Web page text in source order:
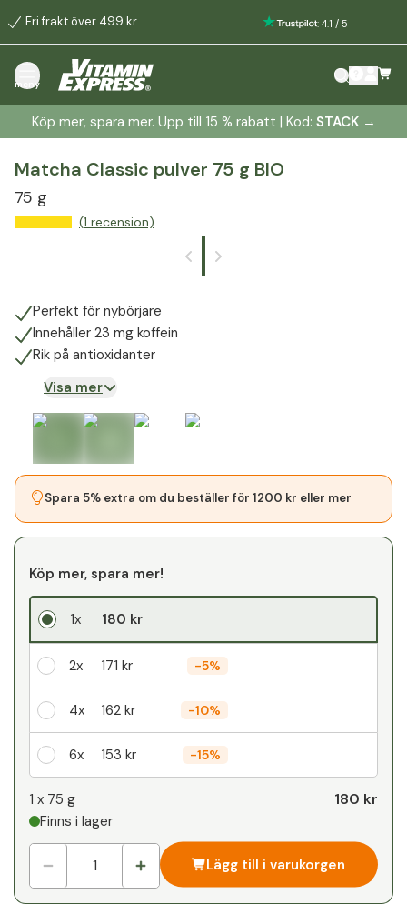
Fri frakt över 499 kr : 4.1 / 5
meny
Köp mer, spara mer. Upp till 15 % rabatt | Kod: STACK→
Matcha Classic pulver 75 g BIO
75 g
(1 recension)
Perfekt för nybörjare
Innehåller 23 mg koffein
Rik på antioxidanter
Visa mer
Spara 5% extra om du beställer för 1200 kr eller mer
Köp mer, spara mer!
1x 180 kr
2x 171 kr -5%
4x 162 kr -10%
6x 153 kr -15%
1 x 0 kr
1 x 75 g
Finns i lager
180 kr
Lägg till i varukorgen